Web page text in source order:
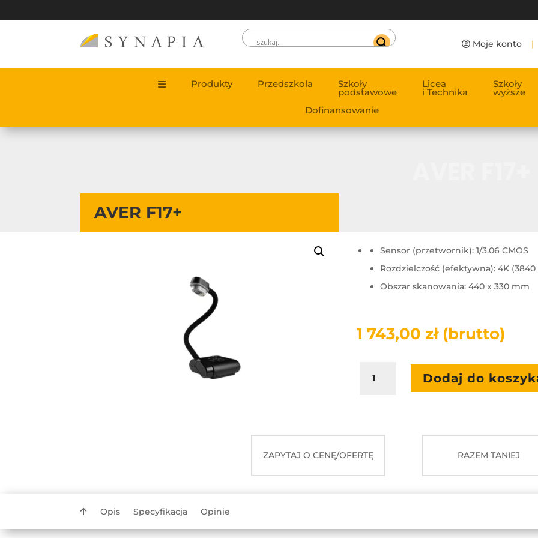
Moje konto |
Produkty Przedszkola Szkoły
podstawowe
Licea
i Technika
Szkoły
wyższe
Dofinansowanie
AVER F17+
Sensor (przetwornik):1/3.06 CMOS
Rozdzielczość (efektywna):4K (3840
Obszar skanowania:440 x 330 mm
1 743,00zł (brutto)
AVer
Dodaj do
ZAPYTAJ O CENĘ/OFERTĘ RAZEM TANIEJ
Opis Specyfikacja Opinie